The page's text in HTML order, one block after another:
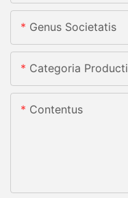
Genus Societatis
Categoria Producti
Contentus